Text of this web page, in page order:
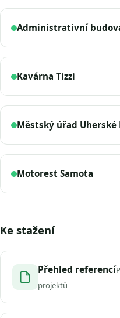
Administrativní
Kavárna Tizzi
Městský úřad
Motorest Samota
Ke stažení
Přehled referencí
projektů